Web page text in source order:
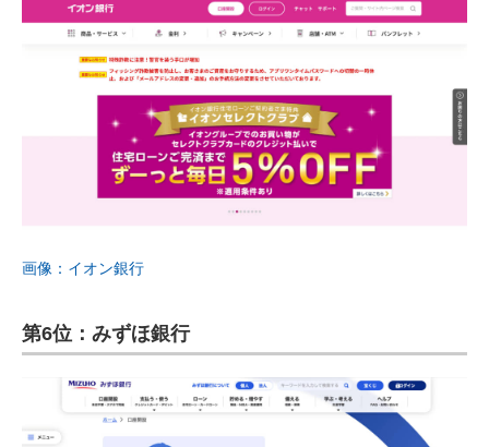
画像：イオン銀行
第6位：みずほ銀行